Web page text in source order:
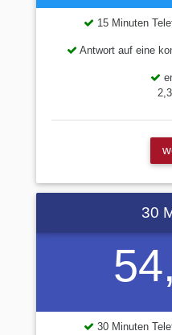
15 Minuten
Antwort auf eine
30
30 Minuten